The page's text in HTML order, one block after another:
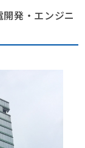
発・エンジニ